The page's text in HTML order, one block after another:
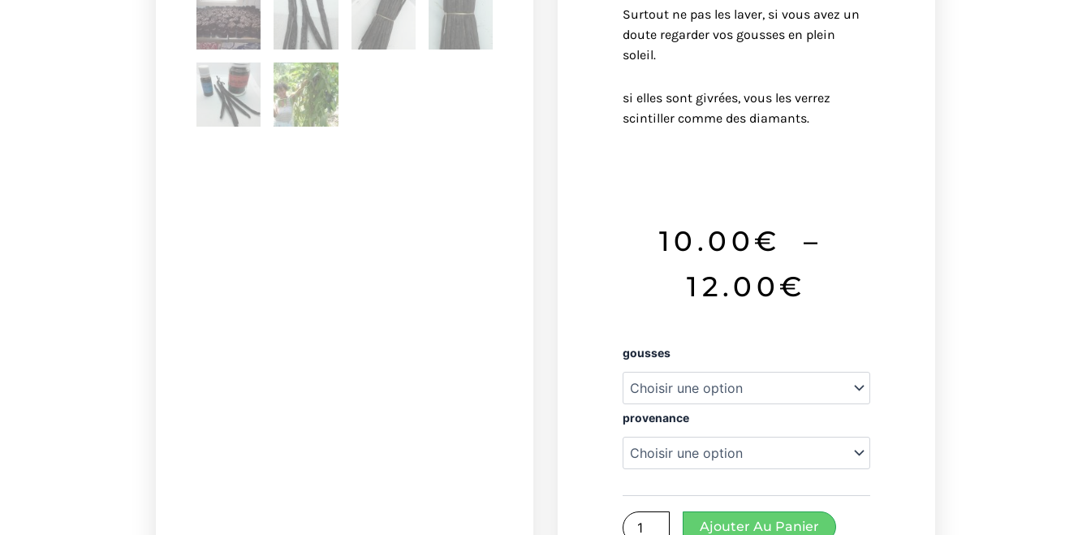
Surtout ne pas les laver, si vous avez un
doute regarder vos gousses en plein
soleil.
si elles sont givrées, vous les verrez
scintiller comme des diamants.
10.00€
–
12.00€
Plage
10.00€
12.00€
gousses
provenance
de
Pompona
Ajouter Au Panier